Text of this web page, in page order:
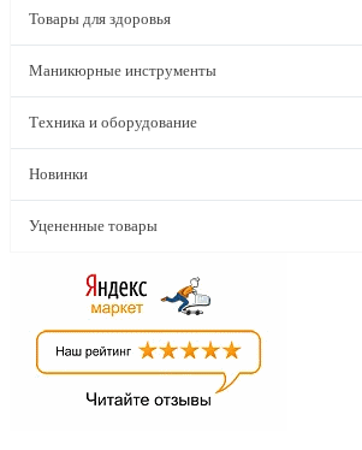
Товары для здоровья
Маникюрные инструменты
Техника и оборудование
Новинки
Уцененные товары